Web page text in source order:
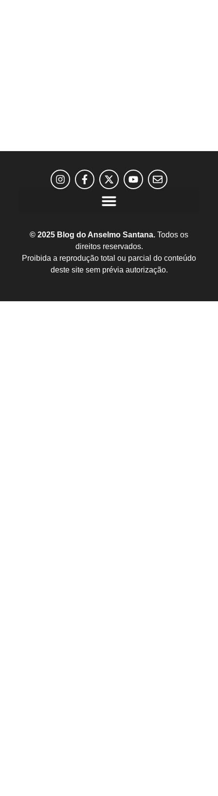
© 2025 Blog do Anselmo Santana. Todos os
direitos reservados.
Proibida a reprodução total ou parcial do conteúdo
deste site sem prévia autorização.